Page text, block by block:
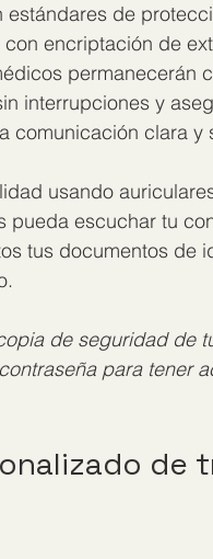
de
encriptación de
permanecerán
interrupciones y
comunicación clara y
usando
escuchar tu
tus documentos de
de seguridad de
para tener
de